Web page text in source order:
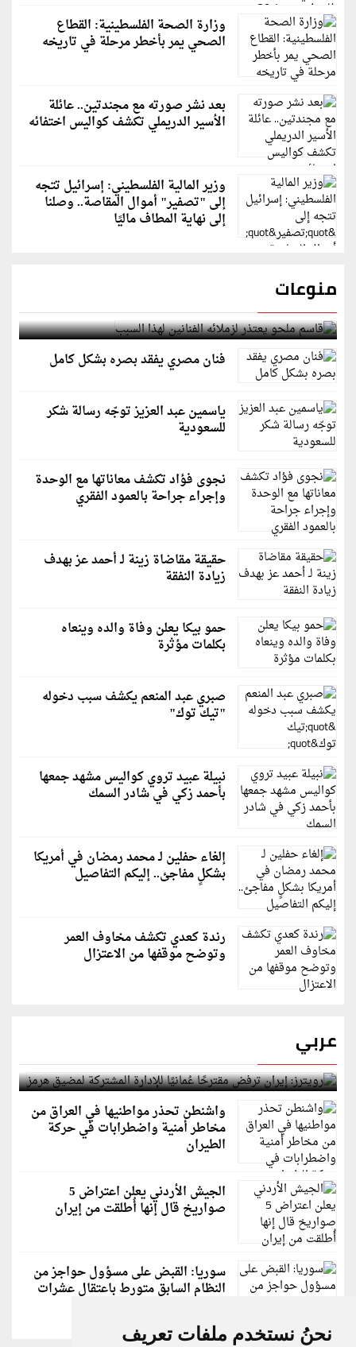
نحنُ نستخدم ملفات تعريف
وزارة الصحة الفلسطينية: القطاع
الصحي يمر بأخطر مرحلة في تاريخه
بعد نشر صورته مع مجندتين.. عائلة
الأسير الدريملي تكشف كواليس اختفائه
وزير المالية الفلسطيني: إسرائيل تتجه
إلى "تصفير" أموال المقاصة.. وصلنا
إلى نهاية المطاف ماليًا
منوعات
قاسم ملحو يعتذر لزملائه الفنانين لهذا السبب
فنان مصري يفقد بصره بشكل كامل
ياسمين عبد العزيز توجّه رسالة شكر
للسعودية
نجوى فؤاد تكشف معاناتها مع الوحدة
وإجراء جراحة بالعمود الفقري
حقيقة مقاضاة زينة لـ أحمد عز بهدف
زيادة النفقة
حمو بيكا يعلن وفاة والده وينعاه
بكلمات مؤثرة
صبري عبد المنعم يكشف سبب دخوله
"تيك توك"
نبيلة عبيد تروي كواليس مشهد جمعها
بأحمد زكي في شادر السمك
إلغاء حفلين لـ محمد رمضان في أمريكا
بشكلٍ مفاجئ.. إليكم التفاصيل
رندة كعدي تكشف مخاوف العمر
وتوضح موقفها من الاعتزال
عربي
رويترز: إيران ترفض مقترحًا عُمانيًا للإدارة المشتركة
لمضيق هرمز
واشنطن تحذر مواطنيها في العراق من
مخاطر أمنية واضطرابات في حركة
الطيران
الجيش الأردني يعلن اعتراض 5
صواريخ قال إنها أُطلقت من إيران
سوريا: القبض على مسؤول حواجز من
النظام السابق متورط باعتقال عشرات